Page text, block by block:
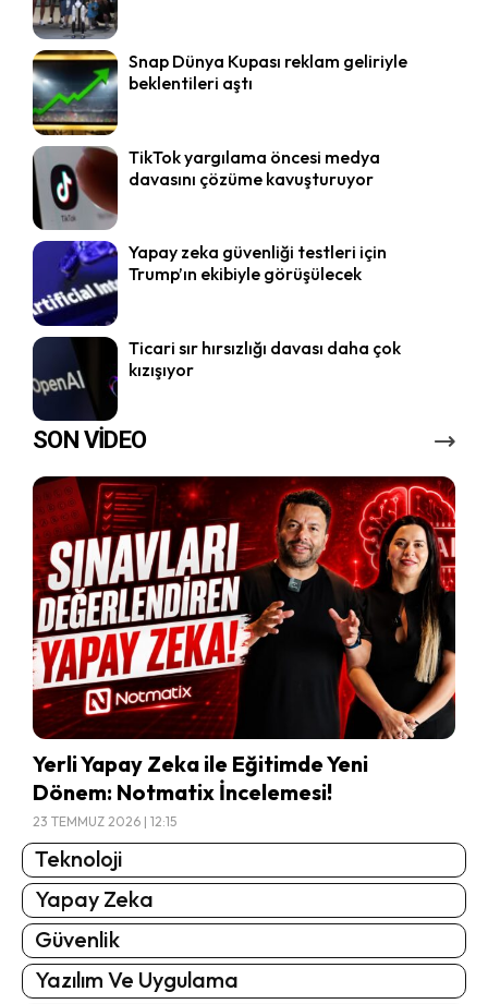
Snap Dünya Kupası reklam geliriyle
beklentileri aştı
TikTok yargılama öncesi medya
davasını çözüme kavuşturuyor
Yapay zeka güvenliği testleri için
Trump’ın ekibiyle görüşülecek
Ticari sır hırsızlığı davası daha çok
kızışıyor
SON VİDEO
Yerli Yapay Zeka ile Eğitimde Yeni
Dönem: Notmatix İncelemesi!
23 TEMMUZ 2026 | 12:15
Teknoloji
Yapay Zeka
Güvenlik
Yazılım Ve Uygulama